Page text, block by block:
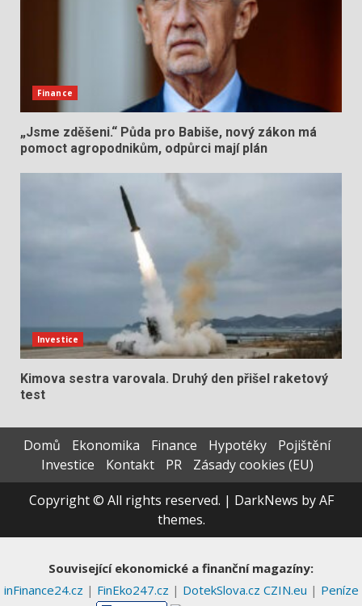
Finance
„Jsme zděšeni.“ Půda pro Babiše, nový zákon má
pomoct agropodnikům, odpůrci mají plán
Investice
Kimova sestra varovala. Druhý den přišel raketový
test
Domů Ekonomika Finance Hypotéky
Pojištění
Investice
Kontakt PR
Zásady cookies (EU)
Copyright © All rights reserved. | DarkNews by AF
themes.
Související ekonomické a finanční magazíny:
inFinance24.cz | FinEko247.cz | DotekSlova.cz CZIN.eu | Peníze